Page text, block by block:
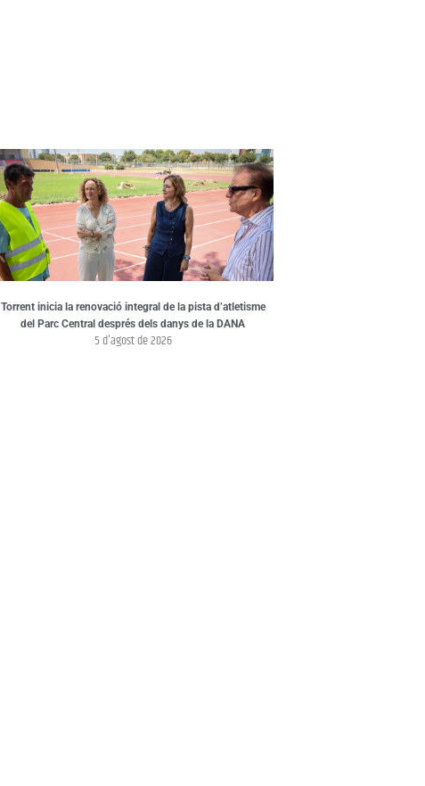
Torrent inicia la renovació integral de la pista d’atletisme
del Parc Central després dels danys de la DANA
5 d'agost de 2026